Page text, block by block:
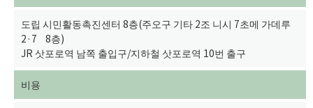
도립 시민활동촉진센터 8층(주오구 기타 2조 니시 7초메 가데루
2·7 8층)
JR 삿포로역 남쪽 출입구/지하철 삿포로역 10번 출구
비용